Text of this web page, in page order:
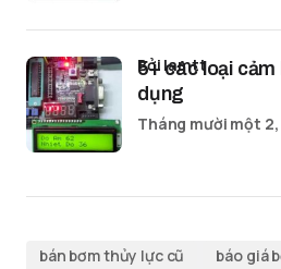
5+ các loại
dụng
bởi lamtt
Tháng mười một 2,
bán bơm thủy lực cũ
báo giá